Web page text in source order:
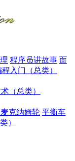
程序员讲故事 面
程入门（总类）
（总类）
克纳姆轮 平衡车
）